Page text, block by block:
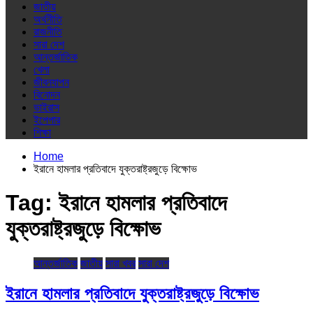
জাতীয়
অর্থনীতি
রাজনীতি
সারা দেশ
আন্তর্জাতিক
খেলা
জীবনযাপন
বিনোদন
ভাইরাস
ইপেপার
শিক্ষা
Home
ইরানে হামলার প্রতিবাদে যুক্তরাষ্ট্রজুড়ে বিক্ষোভ
Tag:ইরানে হামলার প্রতিবাদে
যুক্তরাষ্ট্রজুড়ে বিক্ষোভ
আন্তর্জাতিক জাতীয় সারা খবর সারা দেশ
ইরানে হামলার প্রতিবাদে যুক্তরাষ্ট্রজুড়ে বিক্ষোভ